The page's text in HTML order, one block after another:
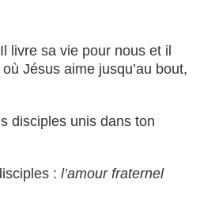
livre sa vie pour nous et il
Jésus aime jusqu’au bout,
disciples unis dans ton
: l’amour fraternel